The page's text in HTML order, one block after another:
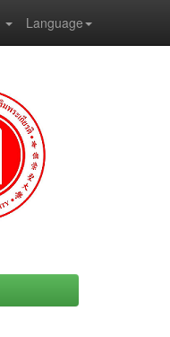
Language